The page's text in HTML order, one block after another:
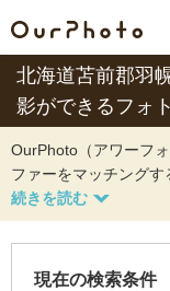
北海道苫前郡羽
影ができるフォ
OurPhoto（アワーフ
ファーをマッチングす
現在の検索条件